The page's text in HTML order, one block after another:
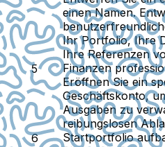
einen Namen.
Ihr Portfolio, Ihre
Ihre Referenzen
Finanzen
Eröffnen Sie ein
Geschäftskonto,
Ausgaben zu
reibungslosen
Startportfolio